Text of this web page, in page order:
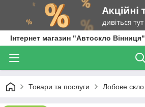
Інтернет магазин "Автоскло Вінниця"
Товари та послуги Лобове скло